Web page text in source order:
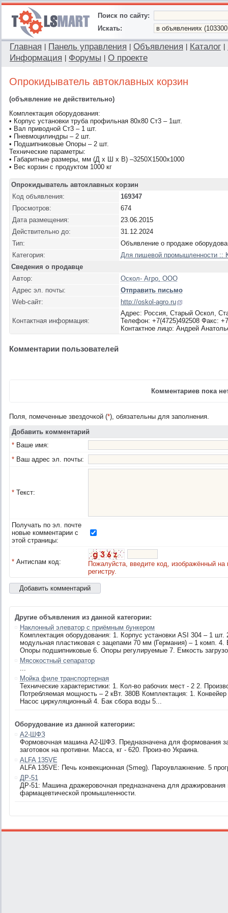
Поиск по сайту:
Искать:
Главная Панель управления Объявления Каталог
Информация
Форумы О проекте
Опрокидыватель автоклавных корзин
(объявление не действительно)
Комплектация оборудования:
• Корпус установки труба профильная 80х80 Ст3 – 1шт.
• Вал приводной Ст3 – 1 шт.
• Пневмоцилиндры – 2 шт.
• Подшипниковые Опоры – 2 шт.
Технические параметры:
• Габаритные размеры, мм (Д х Ш х В) –3250Х1500х1000
• Вес корзин с продуктом 1000 кг
Опрокидыватель автоклавных корзин
Код объявления:
169347
Просмотров:
674
Дата размещения:
23.06.2015
Действительно до:
31.12.2024
Тип:
Объявление о продаже
Категория:
Для пищевой промышленности ::
Сведения о продавце
Автор:
Оскол- Агро, ООО
Адрес эл. почты:
Отправить письмо
Web-сайт:
http://oskol-agro.ru
Контактная информация:
Адрес: Россия, Старый Оскол,
Телефон: +7(4725)492508 Факс:
Контактное лицо: Андрей
Комментарии пользователей
Комментариев пока
Поля, помеченные звездочкой (*), обязательны для заполнения.
Добавить комментарий
* Ваше имя:
* Ваш адрес эл. почты:
* Текст:
Получать по эл. почте
новые комментарии с
этой страницы:
* Антиспам код:
Пожалуйста, введите код, изображённый
регистру.
Другие объявления из данной категории:
Наклонный элеватор с приёмным бункером
Комплектация оборудования: 1. Корпус установки ASI 304 – 1
модульная пластиковая с зацепами 70 мм (Германия) – 1 комп.
Опоры подшипниковые 6. Опоры регулируемые 7. Емкость
Мясокостный сепаратор
...
Мойка филе транспортерная
Технические характеристики: 1. Кол-во рабочих мест - 2 2.
Потребляемая мощность – 2 кВт. 380В Комплектация: 1.
Насос циркуляционный 4. Бак сбора воды 5...
Оборудование из данной категории:
А2-ШФЗ
Формовочная машина А2-ШФЗ. Предназначена для формования
заготовок на противни. Масса, кг - 620. Произ-во Украина.
ALFA 135VE
ALFA 135VE: Печь конвекционная (Smeg). Пароувлажнение. 5
ДР-51
ДР-51: Машина дражеровочная предназначена для дражирования
фармацевтической промышленности.